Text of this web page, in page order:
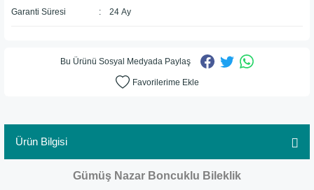
Garanti Süresi 24 Ay
Bu Ürünü Sosyal Medyada Paylaş
Ürün Bilgisi
Gümüş Nazar Boncuklu Bileklik